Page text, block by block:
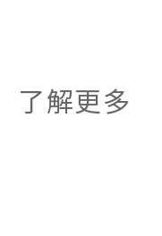
了解更多